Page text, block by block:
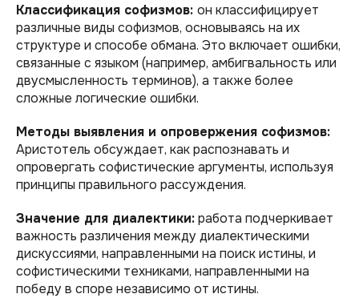
Классификация софизмов: он классифицирует
различные виды софизмов, основываясь на их
структуре и способе обмана. Это включает ошибки,
связанные с языком (например, амбигвальность или
двусмысленность терминов), а также более
сложные логические ошибки.
Методы выявления и опровержения софизмов:
Аристотель обсуждает, как распознавать и
опровергать софистические аргументы, используя
принципы правильного рассуждения.
Значение для диалектики:работа подчеркивает
важность различения между диалектическими
дискуссиями, направленными на поиск истины, и
софистическими техниками, направленными на
победу в споре независимо от истины.